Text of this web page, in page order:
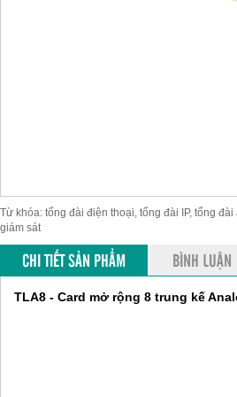
Từ khóa: tổng đài điện thoại, tổng đài IP, tổng
giám sát
CHI TIẾT SẢN PHẨM BÌNH LUẬN
TLA8 - Card mở rộng 8 trung kế